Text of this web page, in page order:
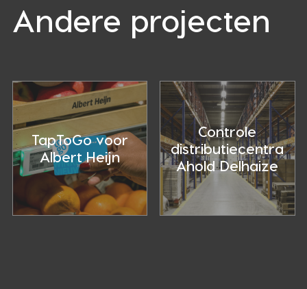
Andere projecten
Case
Study
–
TapToGoTapToGo voor
Albert Heijn
Distributie
controle
door
integratieControle
distributiecentra
Ahold Delhaize